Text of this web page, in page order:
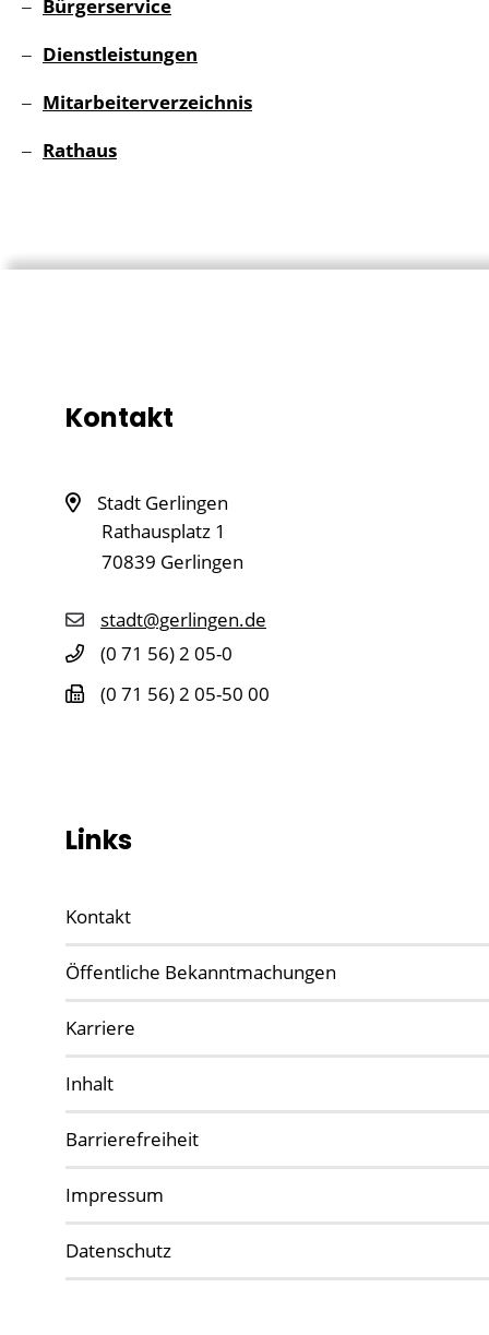
Bürgerservice
Dienstleistungen
Mitarbeiterverzeichnis
Rathaus
Kontakt
Stadt Gerlingen
Rathausplatz 1
70839 Gerlingen
stadt@gerlingen.de
(0 71 56) 2 05-0
(0 71 56) 2 05-50 00
Links
Kontakt
Öffentliche Bekanntmachungen
Karriere
Inhalt
Barrierefreiheit
Impressum
Datenschutz